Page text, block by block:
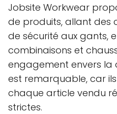
Jobsite Workwear
de produits, allant des
de sécurité aux gants,
combinaisons et
engagement envers la
est remarquable, car
chaque article vendu
strictes.